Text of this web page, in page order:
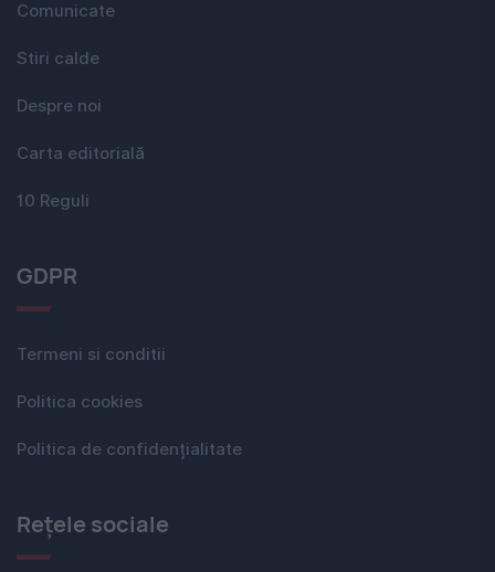
Comunicate
Stiri calde
Despre noi
Carta editorială
10 Reguli
GDPR
Termeni si conditii
Politica cookies
Politica de confidențialitate
Rețele sociale